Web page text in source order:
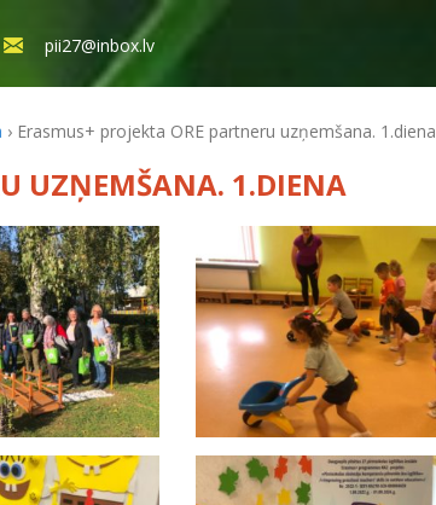
pii27@inbox.lv
› Erasmus+ projekta ORE partneru uzņemšana. 1.diena
UZŅEMŠANA. 1.DIENA